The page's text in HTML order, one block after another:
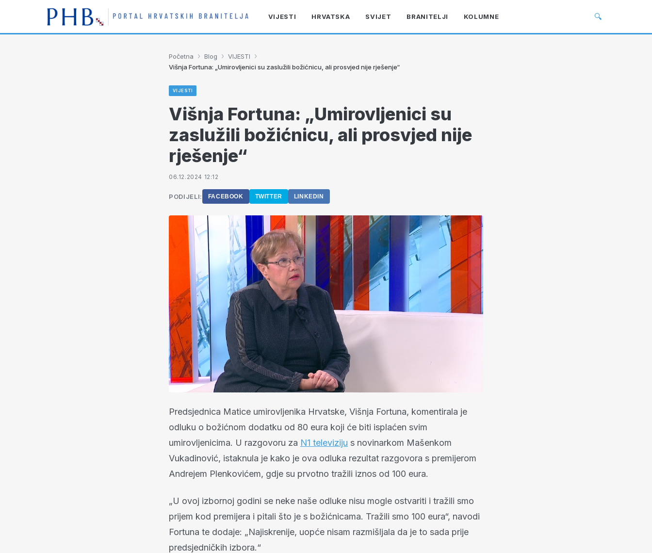
VIJESTI HRVATSKA SVIJET BRANITELJI KOLUMNE 🔍
Početna › Blog › VIJESTI ›
Višnja Fortuna: „Umirovljenici su zaslužili božićnicu, ali prosvjed nije rješenje“
VIJESTI
Višnja Fortuna: „Umirovljenici su
zaslužili božićnicu, ali prosvjed nije
rješenje“
06.12.2024 12:12
PODIJELI: FACEBOOK TWITTER LINKEDIN
Predsjednica Matice umirovljenika Hrvatske, Višnja Fortuna, komentirala je
odluku o božićnom dodatku od 80 eura koji će biti isplaćen svim
umirovljenicima. U razgovoru za N1 televiziju s novinarkom Mašenkom
Vukadinović, istaknula je kako je ova odluka rezultat razgovora s premijerom
Andrejem Plenkovićem, gdje su prvotno tražili iznos od 100 eura.
„U ovoj izbornoj godini se neke naše odluke nisu mogle ostvariti i tražili smo
prijem kod premijera i pitali što je s božićnicama. Tražili smo 100 eura“, navodi
Fortuna te dodaje: „Najiskrenije, uopće nisam razmišljala da je to sada prije
predsjedničkih izbora.“